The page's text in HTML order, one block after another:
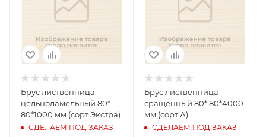
Брус лиственница
цельноламельный 80*
80*1000 мм (сорт Экстра)
СДЕЛАЕМ ПОД ЗАКАЗ
Брус лиственница
сращенный 80* 80*4000
мм (сорт А)
СДЕЛАЕМ ПОД ЗАКАЗ